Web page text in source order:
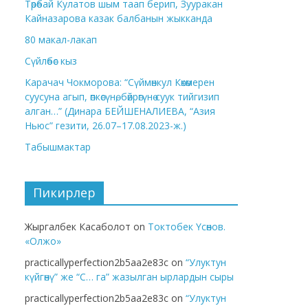
Төрөбай Кулатов шым таап берип, Зууракан
Кайназарова казак балбанын жыкканда
80 макал-лакап
Сүйлөбөс кыз
Карачач Чокморова: “Сүймөнкул Көкөмерен
суусуна агып, өпкөсүнө, бөйрөгүнө суук тийгизип
алган…” (Динара БЕЙШЕНАЛИЕВА, “Азия
Ньюс” гезити, 26.07–17.08.2023-ж.)
Табышмактар
Пикирлер
Жыргалбек Касаболот on Токтобек Үсөнов.
«Олжо»
practicallyperfection2b5aa2e83c on “Улуктун
күйгөнү” же “С… га” жазылган ырлардын сыры
practicallyperfection2b5aa2e83c on “Улуктун